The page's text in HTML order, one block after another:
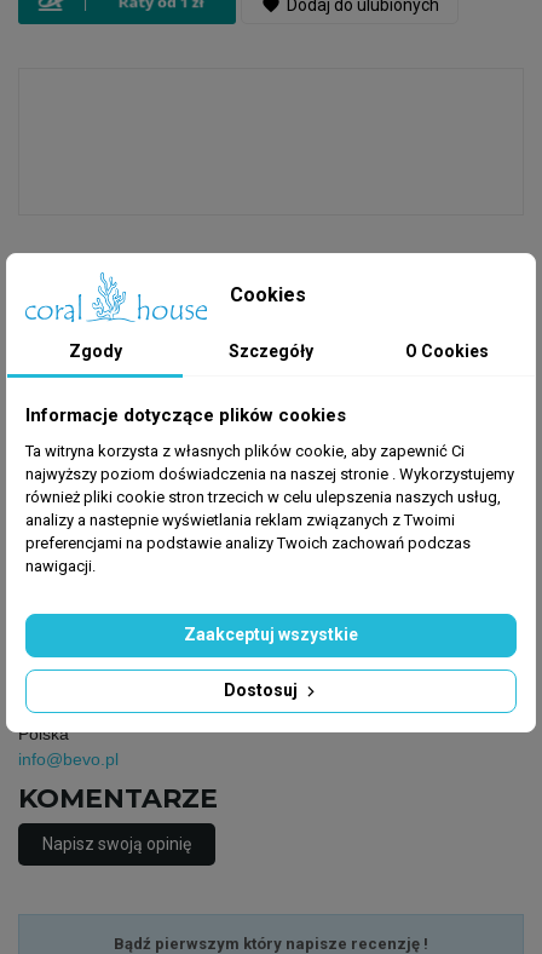
favorite Dodaj do ulubionych
GPSR
Producent : Hydraulika
Producent
Bevo Poland
Logistyczna 5,
62-070 Dopiewo,
Polska
Osoba odpowiedzialna
Bevo Poland
Logistyczna 5,
62-070 Dopiewo,
Polska
info@bevo.pl
KOMENTARZE
Napisz swoją opinię
Bądź pierwszym który napisze recenzję !
Cookies
Zgody Szczegóły O Cookies
Informacje dotyczące plików cookies
Ta witryna korzysta z własnych plików cookie, aby zapewnić Ci
najwyższy poziom doświadczenia na naszej stronie . Wykorzystujemy
również pliki cookie stron trzecich w celu ulepszenia naszych usług,
analizy a nastepnie wyświetlania reklam związanych z Twoimi
preferencjami na podstawie analizy Twoich zachowań podczas
nawigacji.
Dostosuj
Zaakceptuj wszystkie